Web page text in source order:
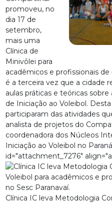
promoveu, no
dia 17 de
setembro,
mais uma
Clínica de
Minivôlei para
acadêmicos e profissionais
é a terceira vez que a cidade
aulas práticas e teóricas
de Iniciação ao Voleibol.
participaram das atividades
analista de projetos do
coordenadora dos Núcleos
Iniciação ao Voleibol no
id="attachment_7276"
Clínica IC leva Metodologia